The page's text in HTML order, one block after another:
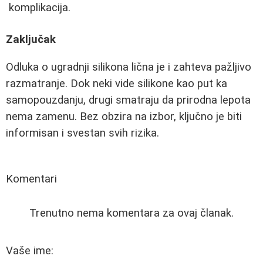
komplikacija.
Zaključak
Odluka o ugradnji silikona lična je i zahteva pažljivo
razmatranje. Dok neki vide silikone kao put ka
samopouzdanju, drugi smatraju da prirodna lepota
nema zamenu. Bez obzira na izbor, ključno je biti
informisan i svestan svih rizika.
Komentari
Trenutno nema komentara za ovaj članak.
Vaše ime: